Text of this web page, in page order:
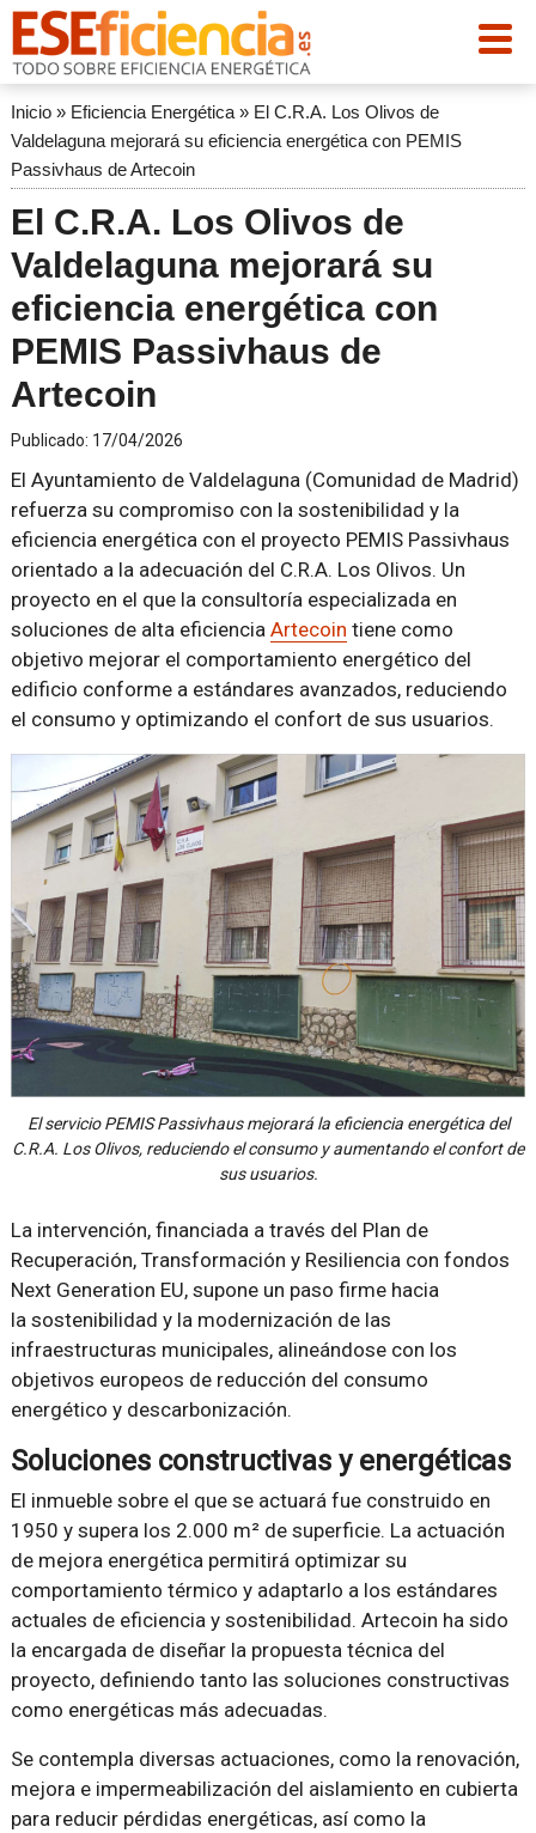
Inicio» Eficiencia Energética» El C.R.A. Los Olivos de
Valdelaguna mejorará su eficiencia energética con PEMIS
Passivhaus de Artecoin
El C.R.A. Los Olivos de
Valdelaguna mejorará su
eficiencia energética con
PEMIS Passivhaus de
Artecoin
Publicado: 17/04/2026
El Ayuntamiento de Valdelaguna (Comunidad de Madrid)
refuerza su compromiso con la sostenibilidad y la
eficiencia energética con el proyecto PEMIS Passivhaus
orientado a la adecuación del C.R.A. Los Olivos. Un
proyecto en el que la consultoría especializada en
soluciones de alta eficiencia Artecoin tiene como
objetivo mejorar el comportamiento energético del
edificio conforme a estándares avanzados, reduciendo
el consumo y optimizando el confort de sus usuarios.
El servicio PEMIS Passivhaus mejorará la eficiencia energética del
C.R.A. Los Olivos, reduciendo el consumo y aumentando el confort de
sus usuarios.
La intervención, financiada a través del Plan de
Recuperación, Transformación y Resiliencia con fondos
Next Generation EU, supone un paso firme hacia
la sostenibilidad y la modernización de las
infraestructuras municipales, alineándose con los
objetivos europeos de reducción del consumo
energético y descarbonización.
Soluciones constructivas y energéticas
El inmueble sobre el que se actuará fue construido en
1950 y supera los 2.000 m² de superficie. La actuación
de mejora energética permitirá optimizar su
comportamiento térmico y adaptarlo a los estándares
actuales de eficiencia y sostenibilidad. Artecoin ha sido
la encargada de diseñar la propuesta técnica del
proyecto, definiendo tanto las soluciones constructivas
como energéticas más adecuadas.
Se contempla diversas actuaciones, como la renovación,
mejora e impermeabilización del aislamiento en cubierta
para reducir pérdidas energéticas, así como la